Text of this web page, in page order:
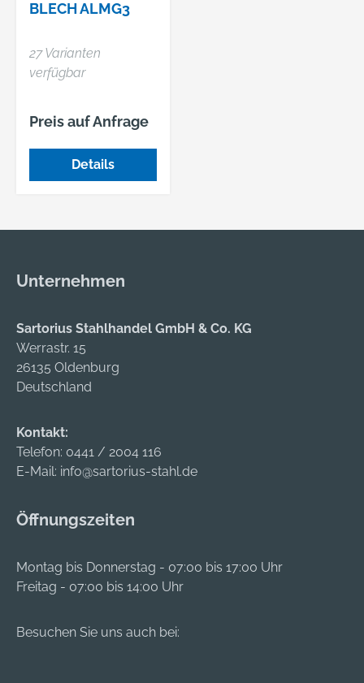
BLECH ALMG3
27 Varianten
verfügbar
Preis auf Anfrage
Details
Unternehmen
Sartorius Stahlhandel GmbH & Co. KG
Werrastr. 15
26135 Oldenburg
Deutschland
Kontakt:
Telefon: 0441 / 2004 116
E-Mail: info@sartorius-stahl.de
Öffnungszeiten
Montag bis Donnerstag - 07:00 bis 17:00 Uhr
Freitag - 07:00 bis 14:00 Uhr
Besuchen Sie uns auch bei: